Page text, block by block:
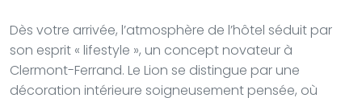
Dès votre arrivée, l’atmosphère de l’hôtel séduit par
son esprit « lifestyle », un concept novateur à
Clermont-Ferrand. Le Lion se distingue par une
décoration intérieure soigneusement pensée, où